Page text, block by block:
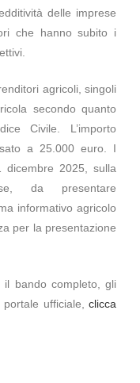
delle imprese
che hanno subito i
agricoli, singoli
secondo quanto
Civile. L’importo
a 25.000 euro. I
dicembre 2025, sulla
da presentare
informativo agricolo
per la presentazione
bando completo, gli
ufficiale, clicca